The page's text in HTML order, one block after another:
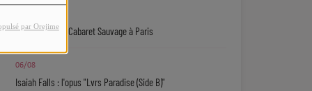
par Orejime
Ryan Leslie au Cabaret Sauvage à Paris
06/08
Isaiah Falls : l'opus "Lvrs Paradise (Side B)"